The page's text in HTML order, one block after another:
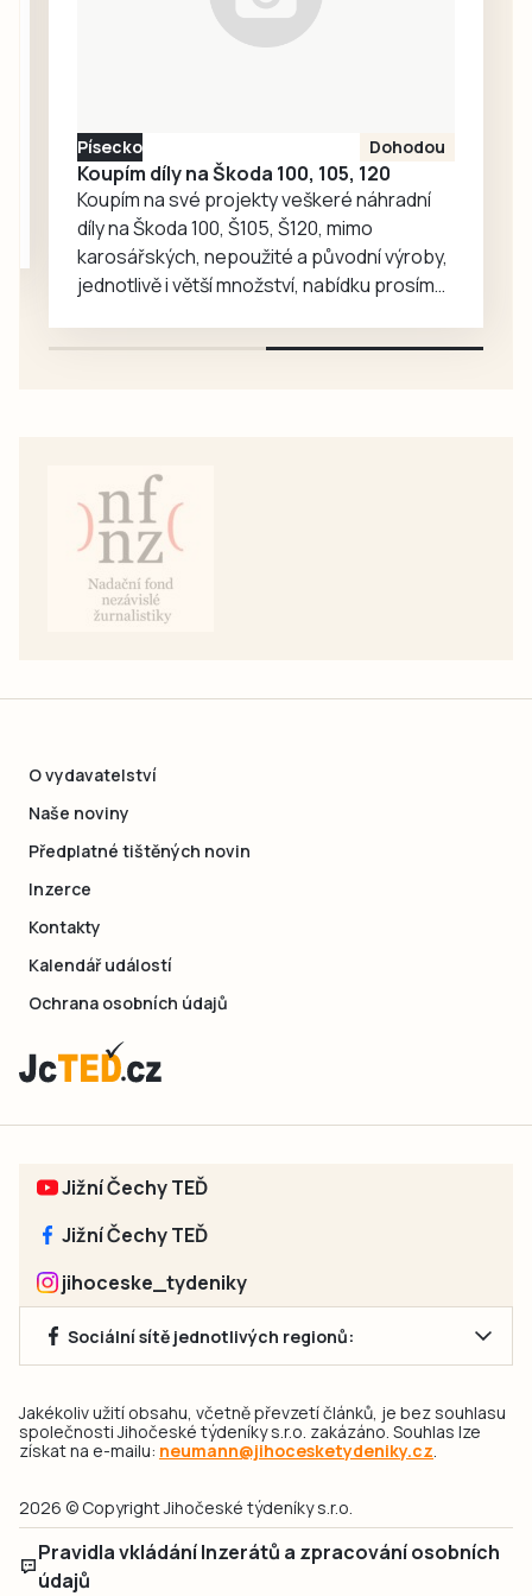
více než tři miliony
korun.
Písecko Dohodou
Koupím díly na Škoda 100, 105, 120
Koupím na své projekty veškeré náhradní
díly na Škoda 100, Š105, Š120, mimo
karosářských, nepoužité a původní výroby,
jednotlivě i větší množství, nabídku prosím
O vydavatelství
Naše noviny
Předplatné tištěných novin
Inzerce
Kontakty
Kalendář událostí
Ochrana osobních údajů
Jižní Čechy TEĎ
Jižní Čechy TEĎ
jihoceske_tydeniky
Sociální sítě jednotlivých regionů:
Jakékoliv užití obsahu, včetně převzetí článků, je bez souhlasu
společnosti Jihočeské týdeníky s.r.o. zakázáno. Souhlas lze
získat na e-mailu: neumann@jihocesketydeniky.cz.
2026 © Copyright Jihočeské týdeníky s.r.o.
Pravidla vkládání Inzerátů a zpracování osobních
údajů